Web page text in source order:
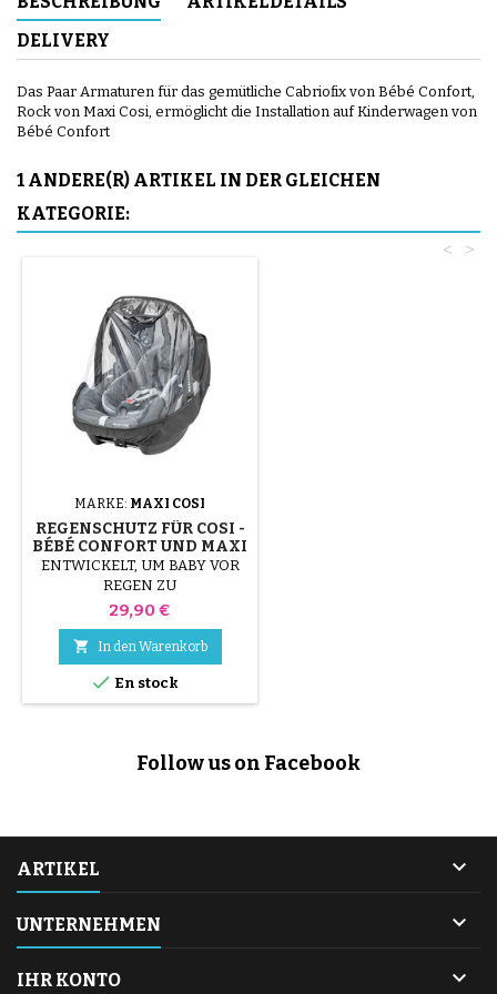
DELIVERY
Das Paar Armaturen für das gemütliche Cabriofix von Bébé Confort,
Rock von Maxi Cosi, ermöglicht die Installation auf Kinderwagen von
Bébé Confort
1 ANDERE(R) ARTIKEL IN DER GLEICHEN
KATEGORIE:
>
<
MARKE: MAXI COSI
REGENSCHUTZ FÜR COSI -
BÉBÉ CONFORT UND MAXI
COSI
ENTWICKELT, UM BABY VOR
REGEN ZU
SCHÜTZENKompatibel mit
Cosi: Pebble, Pebble Plus,
CabrioFix, Citi und
StreetyZusammensetzung: PVC
Preis
29,90 €
 In den Warenkorb
 En stock
Follow us on Facebook
ARTIKEL 
UNTERNEHMEN 
IHR KONTO 